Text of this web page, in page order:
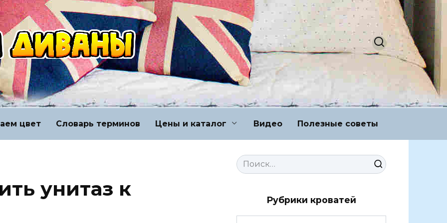
цвет Словарь терминов Цены и каталог Видео Полезные советы
унитаз к
Search
for:
Рубрики кроватей